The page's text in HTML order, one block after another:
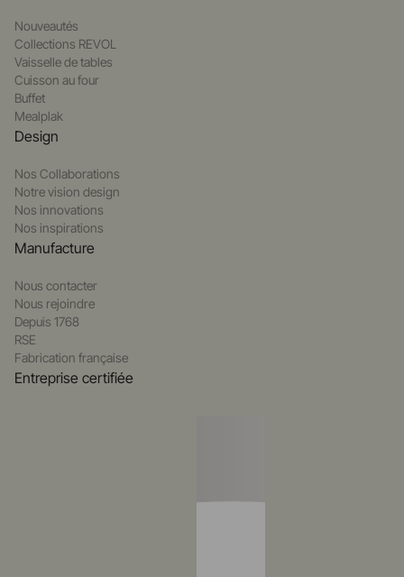
Nouveautés
Collections REVOL
Vaisselle de tables
Cuisson au four
Buffet
Mealplak
Design
Nos Collaborations
Notre vision design
Nos innovations
Nos inspirations
Manufacture
Nous contacter
Nous rejoindre
Depuis 1768
RSE
Fabrication française
Entreprise certifiée